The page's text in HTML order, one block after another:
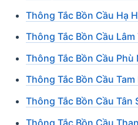
Thông Tắc Bồn Cầu Hạ
Thông Tắc Bồn Cầu Lâm
Thông Tắc Bồn Cầu Phù
Thông Tắc Bồn Cầu Tam
Thông Tắc Bồn Cầu Tân
Thông Tắc Bồn Cầu